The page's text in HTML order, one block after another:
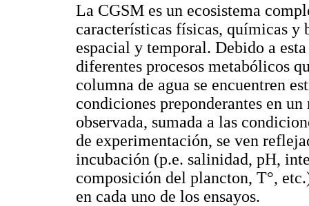
La CGSM es un ecosistema
características físicas, químicas
espacial y temporal. Debido a
diferentes procesos metabólicos
columna de agua se encuentren
condiciones preponderantes en
observada, sumada a las
de experimentación, se ven
incubación (p.e. salinidad, pH,
composición del plancton, T°,
en cada uno de los ensayos.